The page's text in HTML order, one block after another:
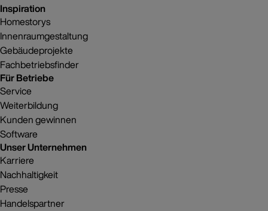
Inspiration
Homestorys
Innenraumgestaltung
Gebäudeprojekte
Fachbetriebsfinder
Für Betriebe
Service
Weiterbildung
Kunden gewinnen
Software
Unser Unternehmen
Karriere
Nachhaltigkeit
Presse
Handelspartner